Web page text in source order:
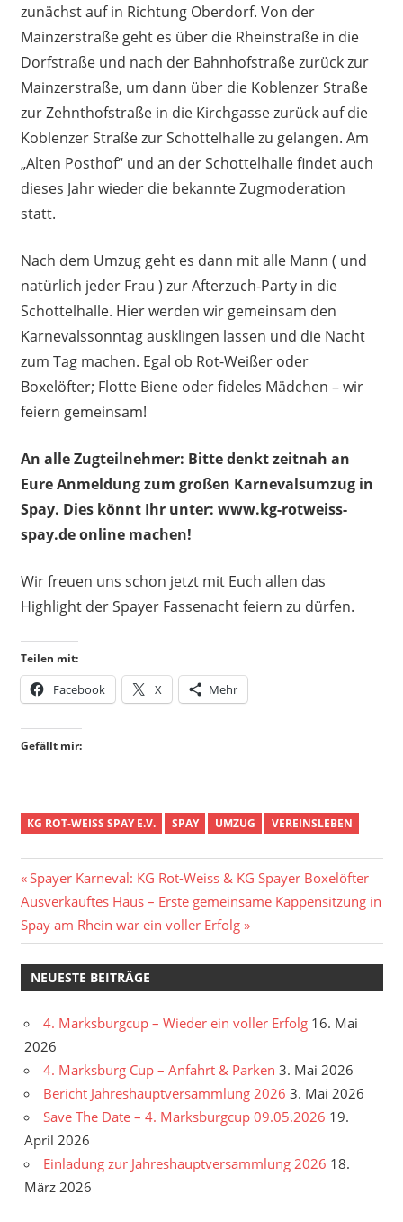
zunächst auf in Richtung Oberdorf. Von der
Mainzerstraße geht es über die Rheinstraße in die
Dorfstraße und nach der Bahnhofstraße zurück zur
Mainzerstraße, um dann über die Koblenzer Straße
zur Zehnthofstraße in die Kirchgasse zurück auf die
Koblenzer Straße zur Schottelhalle zu gelangen. Am
„Alten Posthof“ und an der Schottelhalle findet auch
dieses Jahr wieder die bekannte Zugmoderation
statt.
Nach dem Umzug geht es dann mit alle Mann ( und
natürlich jeder Frau ) zur Afterzuch-Party in die
Schottelhalle. Hier werden wir gemeinsam den
Karnevalssonntag ausklingen lassen und die Nacht
zum Tag machen. Egal ob Rot-Weißer oder
Boxelöfter; Flotte Biene oder fideles Mädchen – wir
feiern gemeinsam!
An alle Zugteilnehmer: Bitte denkt zeitnah an
Eure Anmeldung zum großen Karnevalsumzug in
Spay. Dies könnt Ihr unter: www.kg-rotweiss-
spay.de online machen!
Wir freuen uns schon jetzt mit Euch allen das
Highlight der Spayer Fassenacht feiern zu dürfen.
Teilen mit:
Facebook X Mehr
Gefällt mir:
KG ROT-WEISS SPAY E.V. SPAY UMZUG VEREINSLEBEN
Beitragsnavigation
Vorheriger
Beitrag:
Spayer Karneval: KG Rot-Weiss & KG Spayer Boxelöfter
Nächster
Beitrag:
Ausverkauftes Haus – Erste gemeinsame Kappensitzung in
Spay am Rhein war ein voller Erfolg
NEUESTE BEITRÄGE
4. Marksburgcup – Wieder ein voller Erfolg 16. Mai
2026
4. Marksburg Cup – Anfahrt & Parken 3. Mai 2026
Bericht Jahreshauptversammlung 2026 3. Mai 2026
Save The Date – 4. Marksburgcup 09.05.2026 19.
April 2026
Einladung zur Jahreshauptversammlung 2026 18.
März 2026